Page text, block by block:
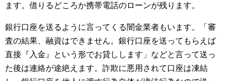
ます。借りるどころか携帯電話のローンが残ります。
銀行口座を送るように言ってくる闇金業者もいます。「審
査の結果、融資はできません。銀行口座を送ってもらえば
直接『入金』という形でお貸しします」などと言って送っ
た後は連絡が途絶えます。詐欺に悪用されて口座は凍結